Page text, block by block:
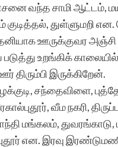
வந்த சாமி ஆட்டம்,
துள்ளுமறி
தனியாக ஊருக்குவர
உறங்கிக் காலையில்
திரும்பி இருக்கிறேன்.
சந்தைவிளை,
வீம நகரி,
மங்கலம், துவரங்காடு,
என. இரவு